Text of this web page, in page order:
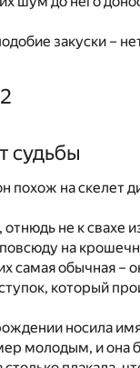
закуски –
судьбы
похож на скелет
не к свахе
на
обычная –
который
носила
молодым, и она